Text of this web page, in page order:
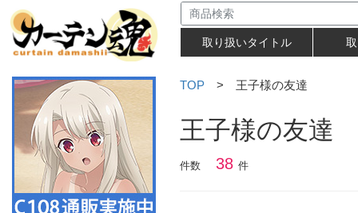
取り扱いタイトル
TOP > 王子様の友達
王子様の友達
件数 38 件